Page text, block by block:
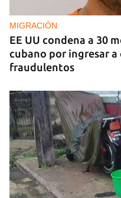
EE UU en 2003 está
MIGRACIÓN
EE UU condena a 30
cubano por ingresar a
fraudulentos